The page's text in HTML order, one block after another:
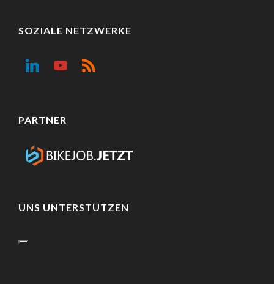
SOZIALE NETZWERKE
PARTNER
UNS UNTERSTÜTZEN